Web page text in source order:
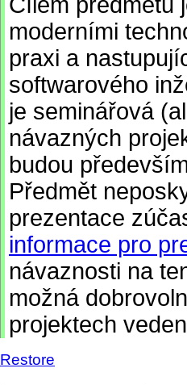
moderními
praxi a
softwarového
je seminářová
návazných
budou
Předmět
prezentace
informace pro
návaznosti na
možná
projektech
Restore